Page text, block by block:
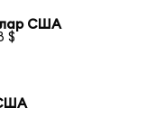
США
$